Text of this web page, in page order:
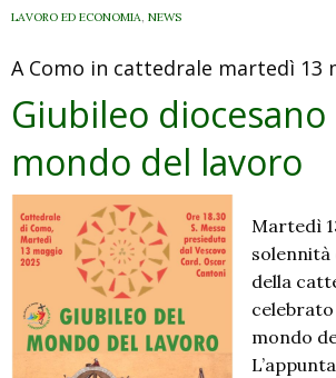
di
Giornata
di
preghiera
ecumenica
per
cura
del
Creato
LAVORO ED ECONOMIA, NEWS
A Como in cattedrale martedì 13
Giubileo diocesano
mondo del lavoro
Martedì
solennità
della
celebrato
mondo